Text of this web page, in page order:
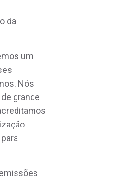
da
um
Nós
grande